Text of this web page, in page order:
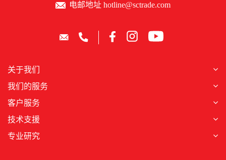
电邮地址 hotline@sctrade.com
关于我们
我们的服务
客户服务
技术支援
专业研究